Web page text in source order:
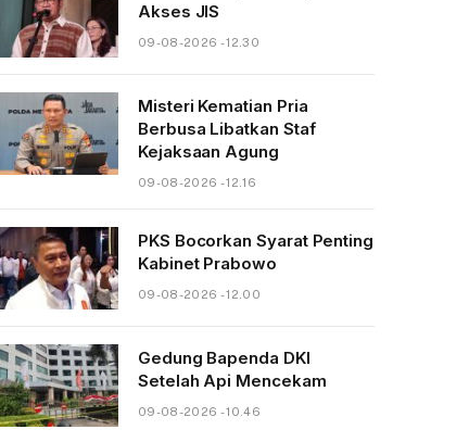
Akses JIS
09-08-2026 - 12.30
Misteri Kematian Pria
Berbusa Libatkan Staf
Kejaksaan Agung
09-08-2026 - 12.16
PKS Bocorkan Syarat Penting
Kabinet Prabowo
09-08-2026 - 12.00
Gedung Bapenda DKI
Setelah Api Mencekam
09-08-2026 - 10.46